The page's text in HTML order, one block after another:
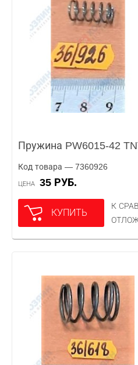
Пружина PW6015-42
Код товара — 7360926
ЦЕНА 35 РУБ.
КУПИТЬ
К